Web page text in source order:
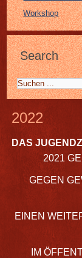
Workshop
Search
2022
DAS
2021
GEGEN
EINEN
IM